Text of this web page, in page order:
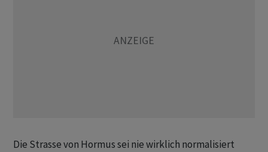
Die Strasse von Hormus sei nie wirklich normalisiert